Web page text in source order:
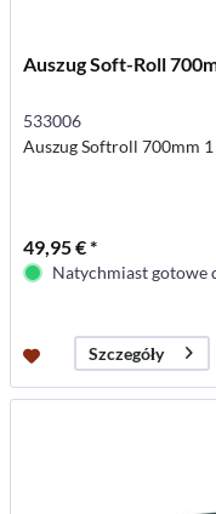
Auszug Soft-Roll
533006
Auszug Softroll 700mm 1
49,95 € *
Natychmiast gotowe
Szczegóły